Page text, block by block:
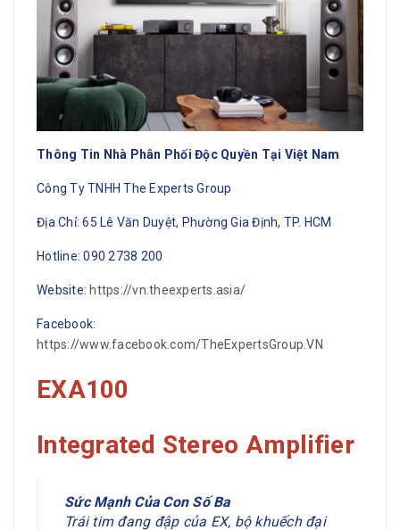
Thông Tin Nhà Phân Phối Độc Quyền Tại Việt Nam
Công Ty TNHH The Experts Group
Địa Chỉ: 65 Lê Văn Duyệt, Phường Gia Định, TP. HCM
Hotline: 090 2738 200
Website: https://vn.theexperts.asia/
Facebook:
https://www.facebook.com/TheExpertsGroup.VN
EXA100
Integrated Stereo Amplifier
Sức Mạnh Của Con Số Ba
Trái tim đang đập của EX, bộ khuếch đại